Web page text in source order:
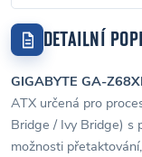
DETAILNÍ
GIGABYTE GA-
ATX určená pro
Bridge / Ivy Bridge) s
možnosti